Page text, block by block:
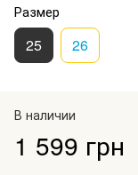
Размер
25 26
В наличии
1 599 грн